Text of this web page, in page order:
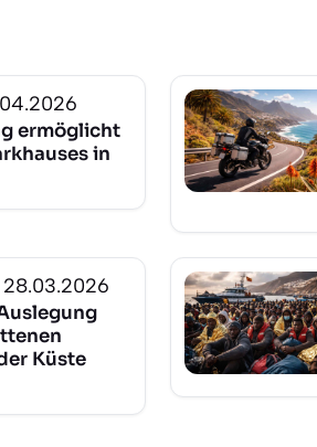
ermöglicht
in
28.03.2026
Küste